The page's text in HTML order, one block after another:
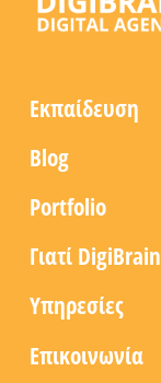
Εκπαίδευση
Blog
Portfolio
Γιατί DigiBrain
Υπηρεσίες
Επικοινωνία